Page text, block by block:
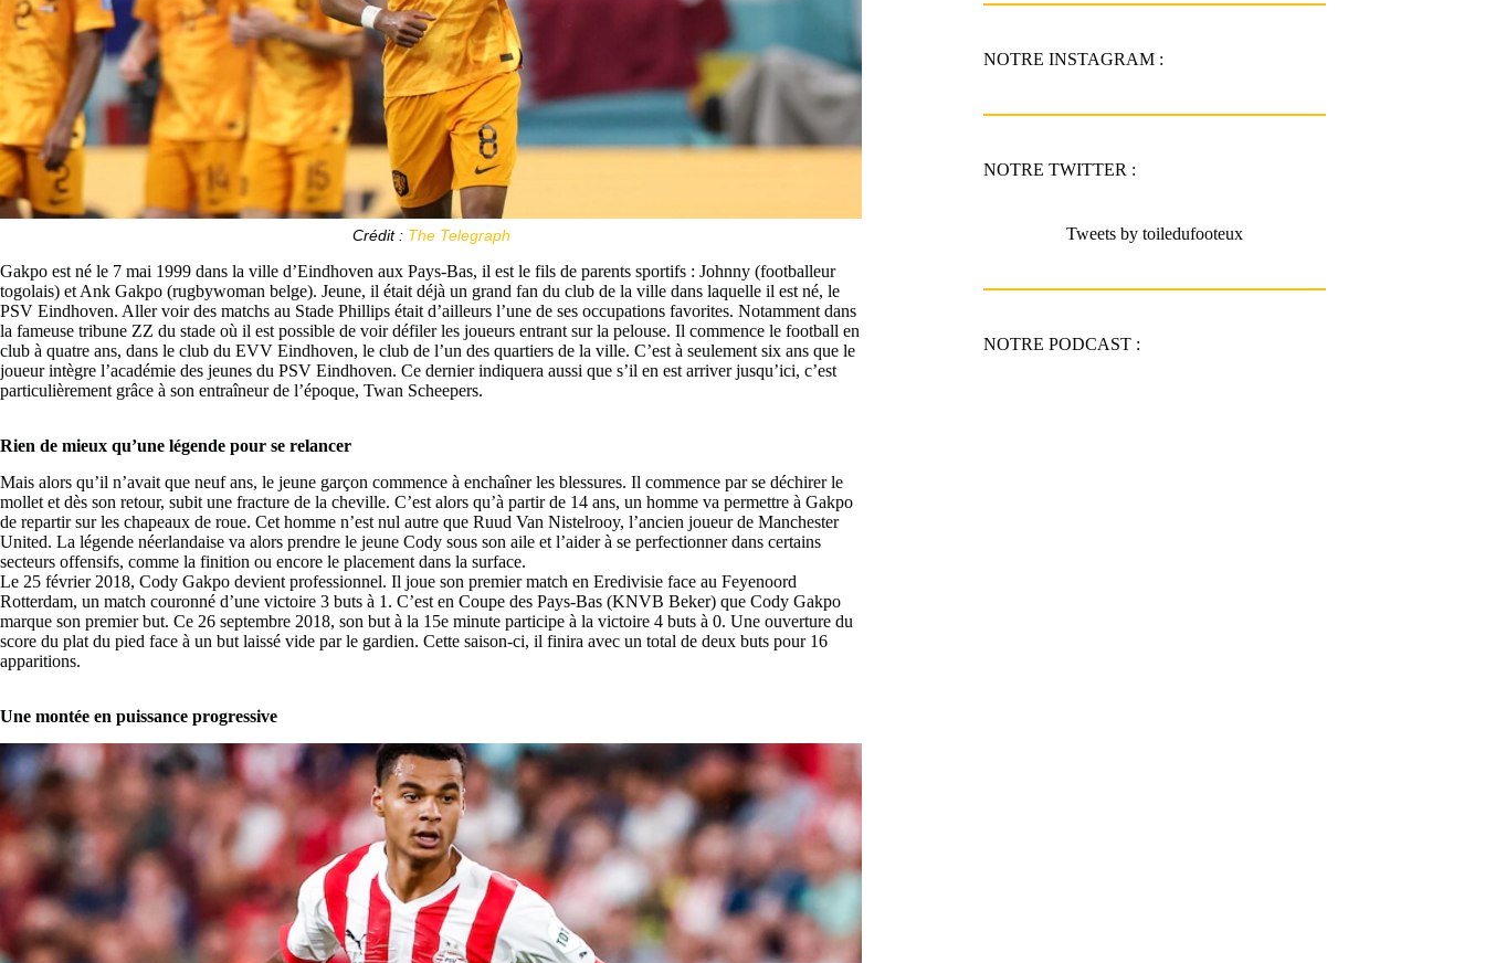
Crédit : The Telegraph
Gakpo est né le 7 mai 1999 dans la ville d’Eindhoven aux Pays-Bas, il est le fils de parents sportifs : Johnny (footballeur
togolais) et Ank Gakpo (rugbywoman belge). Jeune, il était déjà un grand fan du club de la ville dans laquelle il est né, le
PSV Eindhoven. Aller voir des matchs au Stade Phillips était d’ailleurs l’une de ses occupations favorites. Notamment dans
la fameuse tribune ZZ du stade où il est possible de voir défiler les joueurs entrant sur la pelouse. Il commence le football en
club à quatre ans, dans le club du EVV Eindhoven, le club de l’un des quartiers de la ville. C’est à seulement six ans que le
joueur intègre l’académie des jeunes du PSV Eindhoven. Ce dernier indiquera aussi que s’il en est arriver jusqu’ici, c’est
particulièrement grâce à son entraîneur de l’époque, Twan Scheepers.
Rien de mieux qu’une légende pour se relancer
Mais alors qu’il n’avait que neuf ans, le jeune garçon commence à enchaîner les blessures. Il commence par se déchirer le
mollet et dès son retour, subit une fracture de la cheville. C’est alors qu’à partir de 14 ans, un homme va permettre à Gakpo
de repartir sur les chapeaux de roue. Cet homme n’est nul autre que Ruud Van Nistelrooy, l’ancien joueur de Manchester
United. La légende néerlandaise va alors prendre le jeune Cody sous son aile et l’aider à se perfectionner dans certains
secteurs offensifs, comme la finition ou encore le placement dans la surface.
Le 25 février 2018, Cody Gakpo devient professionnel. Il joue son premier match en Eredivisie face au Feyenoord
Rotterdam, un match couronné d’une victoire 3 buts à 1. C’est en Coupe des Pays-Bas (KNVB Beker) que Cody Gakpo
marque son premier but. Ce 26 septembre 2018, son but à la 15e minute participe à la victoire 4 buts à 0. Une ouverture du
score du plat du pied face à un but laissé vide par le gardien. Cette saison-ci, il finira avec un total de deux buts pour 16
apparitions.
Une montée en puissance progressive
NOTRE INSTAGRAM :
NOTRE TWITTER :
Tweets by toiledufooteux
NOTRE PODCAST :